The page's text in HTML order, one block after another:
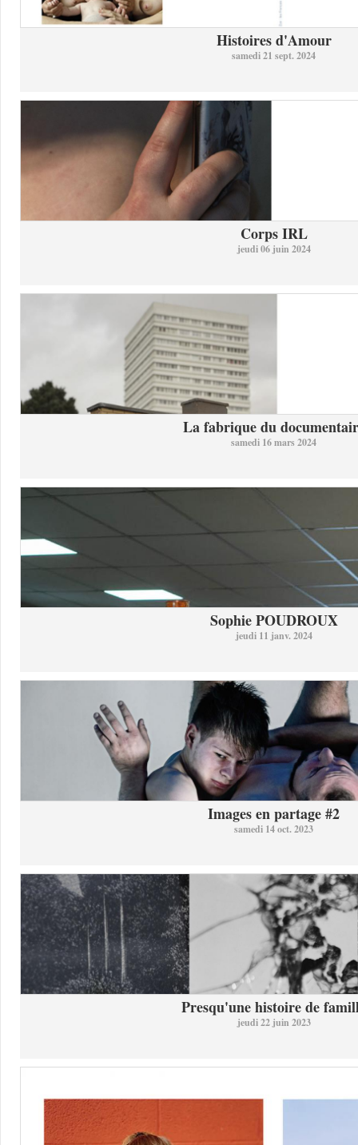
Histoires d'Amour
samedi 21 sept. 2024
Corps IRL
jeudi 06 juin 2024
La fabrique du
samedi 16 mars 2024
Sophie POUDROUX
jeudi 11 janv. 2024
Images en partage #2
samedi 14 oct. 2023
Presqu'une histoire de
jeudi 22 juin 2023